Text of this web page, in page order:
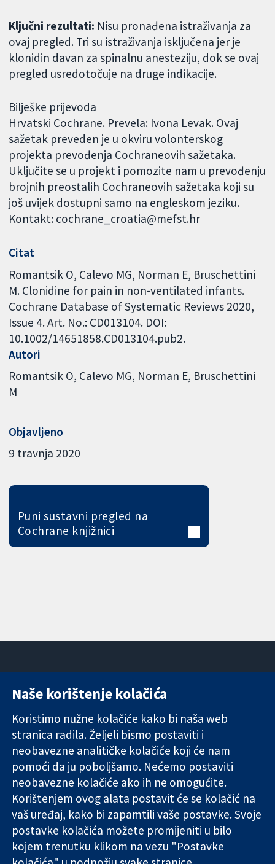
Ključni rezultati: Nisu pronađena istraživanja za
ovaj pregled. Tri su istraživanja isključena jer je
klonidin davan za spinalnu anesteziju, dok se ovaj
pregled usredotočuje na druge indikacije.
Bilješke prijevoda
Hrvatski Cochrane. Prevela: Ivona Levak. Ovaj
sažetak preveden je u okviru volonterskog
projekta prevođenja Cochraneovih sažetaka.
Uključite se u projekt i pomozite nam u prevođenju
brojnih preostalih Cochraneovih sažetaka koji su
još uvijek dostupni samo na engleskom jeziku.
Kontakt: cochrane_croatia@mefst.hr
Citat
Romantsik O, Calevo MG, Norman E, Bruschettini
M. Clonidine for pain in non-ventilated infants.
Cochrane Database of Systematic Reviews 2020,
Issue 4. Art. No.: CD013104. DOI:
10.1002/14651858.CD013104.pub2.
Autori
Romantsik O Calevo MG Norman E Bruschettini
M
Objavljeno
9 travnja 2020
Puni sustavni pregled na
Cochrane knjižnici
Pouzdani dokazi.
Utemeljeni
dokazi.
Bolje zdravlje.
11-13 Cavendish
London
W1G 0AN
Ujedinjeno
Kraljevstvo
Novosti
medije
O nama
Poslovi
Cochrane
Library
The Cochrane Collaboration is a charity (no. 1045921) and a
Naše korištenje kolačića
Koristimo nužne kolačiće kako bi naša web
stranica radila. Željeli bismo postaviti i
neobavezne analitičke kolačiće koji će nam
pomoći da ju poboljšamo. Nećemo postaviti
neobavezne kolačiće ako ih ne omogućite.
Korištenjem ovog alata postavit će se kolačić na
vaš uređaj, kako bi zapamtili vaše postavke. Svoje
postavke kolačića možete promijeniti u bilo
kojem trenutku klikom na vezu "Postavke